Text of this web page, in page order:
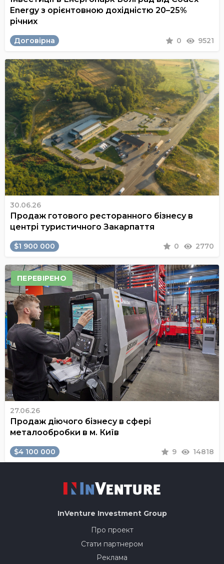
Energy з орієнтовною дохідністю 20–25%
річних
Договірна 0 9521
30.06.26
Продаж готового ресторанного бізнесу в
центрі туристичного Закарпаття
$1 900 000 0 2770
ПЕРЕВІРЕНО
27.06.26
Продаж діючого бізнесу в сфері
металообробки в м. Київ
$4 100 000 9 14818
InVenture Investment Group
Про проект
Стати партнером
Реклама